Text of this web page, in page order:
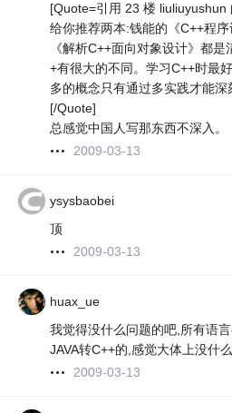
[Quote=引用 23 楼 liuliuyushun
给你推荐两本:钱能的《C++程
《解析C++面向对象设计》都
+有很大的不同。学习C++时最
多的概念只有通过多实践才能深
[/Quote]
总感觉中国人写那东西不深入。
2009-03-13
ysysbaobei
顶
2009-03-13
huax_ue
我觉得没什么问题的吧,所有语
JAVA转C++的,感觉大体上没什
2009-03-13